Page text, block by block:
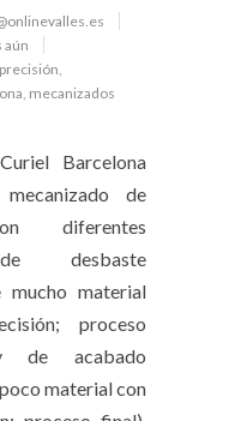
aún
,
, mecanizados
Barcelona
de
diferentes
desbaste
mucho material
proceso
de acabado
material con